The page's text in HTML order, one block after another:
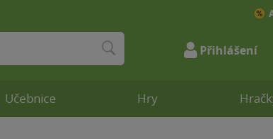
Učebnice Hry
Přihlášení